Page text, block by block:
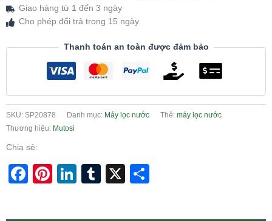
Giao hàng từ 1 đến 3 ngày
Cho phép đổi trả trong 15 ngày
Thanh toán an toàn được đảm bảo
SKU: SP20878 Danh mục: Máy lọc nước Thẻ: máy lọc nước
Thương hiệu: Mutosi
Chia sẻ:
Facebook
Pinterest
LinkedIn
Tumblr
X